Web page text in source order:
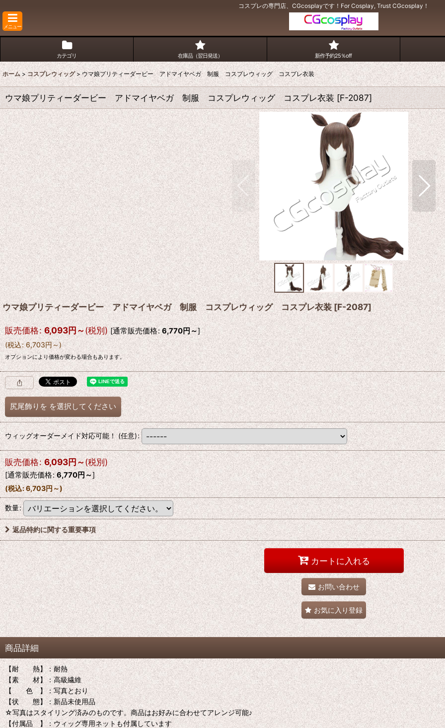
コスプレの専門店、CGcosplayです！For Cosplay, Trust CGcosplay！
メニュー
カテゴリ 在庫品（翌日発送） 新作予約25％off
ホーム > コスプレウィッグ > ウマ娘プリティーダービー アドマイヤベガ 制服 コスプレウィッグ コスプレ衣装
ウマ娘プリティーダービー アドマイヤベガ 制服 コスプレウィッグ コスプレ衣装 [F-2087]
ウマ娘プリティーダービー アドマイヤベガ 制服 コスプレウィッグ コスプレ衣装[F-2087]
販売価格: 6,093円～(税別) [通常販売価格: 6,770円～]
(税込: 6,703円～)
オプションにより価格が変わる場合もあります。
尻尾飾りを を選択してください
ウィッグオーダーメイド対応可能！(任意):
販売価格: 6,093円～(税別)
[通常販売価格: 6,770円～]
(税込:6,703円～)
数量:
返品特約に関する重要事項
カートに入れる
お問い合わせ
お気に入り登録
商品詳細
【耐 熱】：耐熱
【素 材】：高級繊維
【 色 】：写真とおり
【状 態】：新品未使用品
☆写真はスタイリング済みのものです。商品はお好みに合わせてアレンジ可能♪
【付属品 】：ウィッグ専用ネットも付属しています